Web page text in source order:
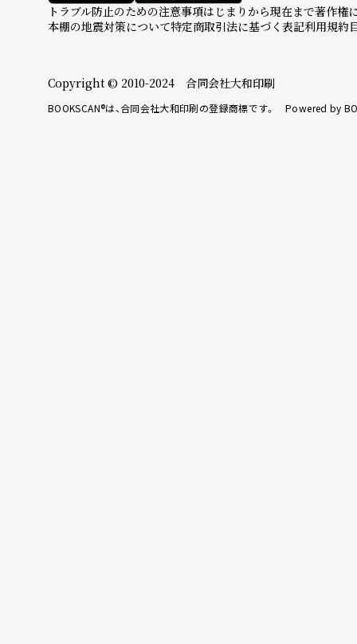
トラブル防止のための注意事項はじまりから現在まで著作権
本棚の地震対策について特定商取引法に基づく表記利用規約
Copyright © 2010-2024 合同会社大和印刷
BOOKSCAN®は、合同会社大和印刷の登録商標です。 Powered by